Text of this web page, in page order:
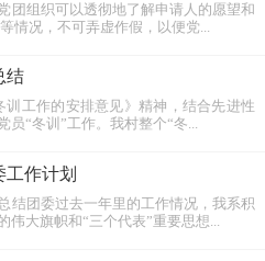
团组织可以透彻地了解申请人的愿望和
情况，不可弄虚作假，以便党...
结
工作的安排意见》精神，结合先进性
员“冬训”工作。我村整个“冬...
工作计划
结团委过去一年里的工作情况，我系积
伟大旗帜和“三个代表”重要思想...